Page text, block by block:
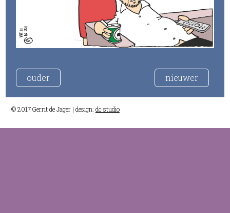
ouder nieuwer
© 2017 Gerrit de Jager | design: dc studio